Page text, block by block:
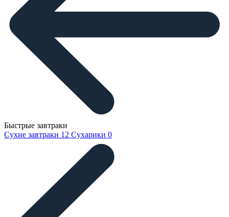
Быстрые завтраки
Сухие завтраки 12 Сухарики 0